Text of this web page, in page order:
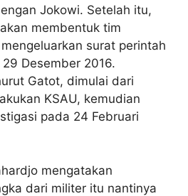
Jokowi. Setelah itu,
membentuk tim
surat perintah
Desember 2016.
Gatot, dimulai dari
KSAU, kemudian
pada 24 Februari
mengatakan
dari militer itu nantinya